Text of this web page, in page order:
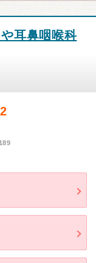
耳鼻咽喉科